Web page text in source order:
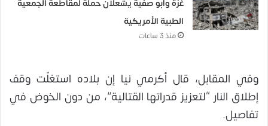
غزة وأبو صفية يشعلان حملة لمقاطعة الجمعية
الطبية الأمريكية
منذ 3 ساعات
وفي المقابل، قال أكرمي نيا إن بلاده استغلّت وقف
إطلاق النار “لتعزيز قدراتها القتالية”، من دون الخوض في
تفاصيل.